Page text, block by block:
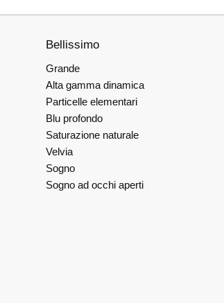
Bellissimo
Grande
Alta gamma dinamica
Particelle elementari
Blu profondo
Saturazione naturale
Velvia
Sogno
Sogno ad occhi aperti